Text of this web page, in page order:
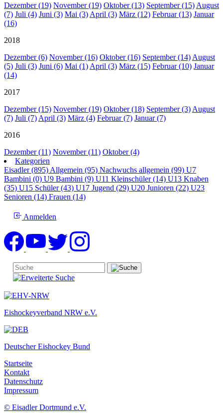
Dezember (19) November (19) Oktober (13) September (15) August
(7) Juli (4) Juni (3) Mai (3) April (3) März (12) Februar (13) Januar
(16)
2018
Dezember (6) November (16) Oktober (16) September (14) August
(5) Juli (3) Juni (6) Mai (1) April (3) März (15) Februar (10) Januar
(14)
2017
Dezember (15) November (19) Oktober (18) September (3) August
(7) Juli (7) April (3) März (4) Februar (7) Januar (7)
2016
Dezember (11) November (11) Oktober (4)
Kategorien
Eisadler (895) Allgemein (95) Nachwuchs allgemein (99) U7
Bambini (0) U9 Bambini (9) U11 Kleinschüler (14) U13 Knaben
(35) U15 Schüler (43) U17 Jugend (29) U20 Junioren (22) U23
Senioren (14) Frauen (14)
Anmelden
Eishockeyverband NRW e.V.
Deutscher Eishockey Bund
Startseite
Kontakt
Datenschutz
Impressum
© Eisadler Dortmund e.V.